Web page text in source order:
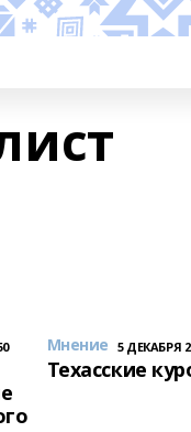
Мнение 5 ДЕКАБРЯ
Техасские